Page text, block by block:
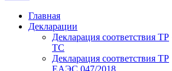
Главная
Декларации
Декларация соответствия ТР
ТС
Декларация соответствия ТР